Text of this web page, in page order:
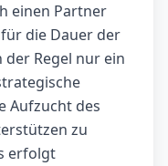
einen Partner
die Dauer der
der Regel nur ein
Aufzucht des
zu
erfolgt